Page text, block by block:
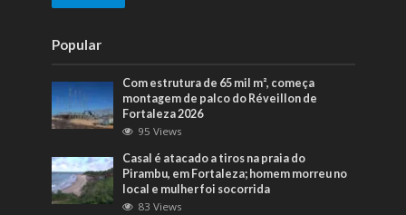
Popular
Com estrutura de 65 mil m², começa
montagem de palco do Réveillon de
Fortaleza 2026
95 Views
Casal é atacado a tiros na praia do
Pirambu, em Fortaleza; homem morreu no
local e mulher foi socorrida
83 Views